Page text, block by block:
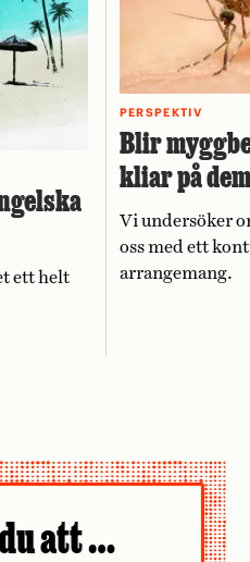
ett helt
PERSPEKTIV
Blir
kliar på
Vi undersöker
oss med ett
arrangemang.
att …